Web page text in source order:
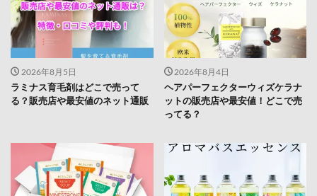
2026年8月5日
ラミナス育毛剤はどこで売って
る？販売店や最安値のネット通販
2026年8月4日
ヘアパーフェクターウィズケラナ
ットの販売店や最安値！どこで売
ってる？